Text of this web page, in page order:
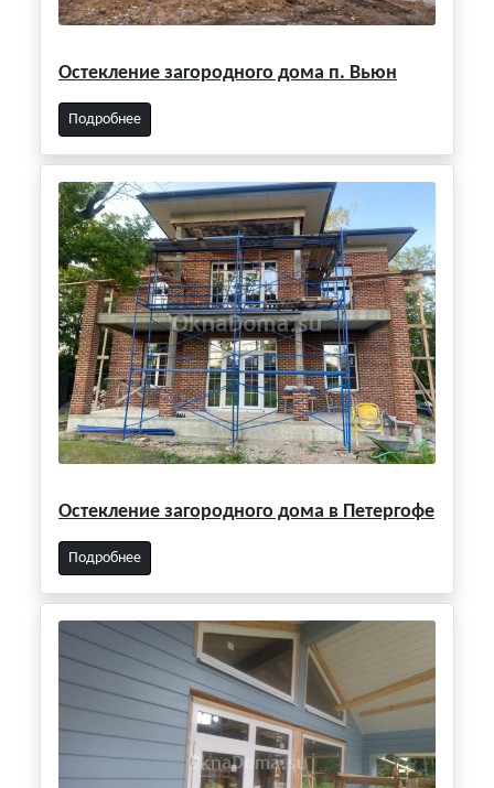
Остекление загородного дома п. Вьюн
Подробнее
Остекление загородного дома в Петергофе
Подробнее